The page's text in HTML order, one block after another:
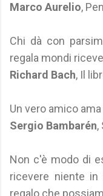
Marco Aurelio,
Chi dà con
regala mondi
Richard Bach, Il
Un vero amico
Sergio Bambarén,
Non c'è modo di
ricevere niente
regalo che